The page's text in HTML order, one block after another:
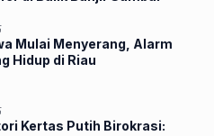
Mulai Menyerang, Alarm
Hidup di Riau
Kertas Putih Birokrasi: